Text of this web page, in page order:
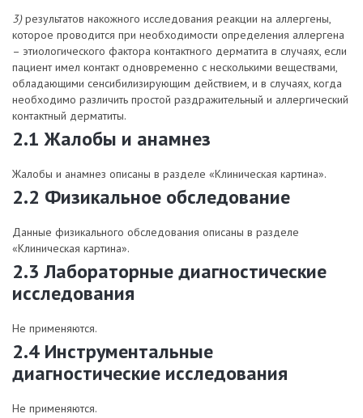
3)результатов накожного исследования реакции на аллергены,
которое проводится при необходимости определения аллергена
– этиологического фактора контактного дерматита в случаях, если
пациент имел контакт одновременно с несколькими веществами,
обладающими сенсибилизирующим действием, и в случаях, когда
необходимо различить простой раздражительный и аллергический
контактный дерматиты.
2.1 Жалобы и анамнез
Жалобы и анамнез описаны в разделе «Клиническая картина».
2.2 Физикальное обследование
Данные физикального обследования описаны в разделе
«Клиническая картина».
2.3 Лабораторные диагностические
исследования
Не применяются.
2.4 Инструментальные
диагностические исследования
Не применяются.